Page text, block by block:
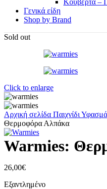
Κουβέρτα –
Γενικά είδη
Shop by Brand
Sold out
Click to enlarge
Αρχική σελίδα Παιχνίδι
Θερμοφόρα Αλπάκα
Warmies:
26,00€
Εξαντλημένο